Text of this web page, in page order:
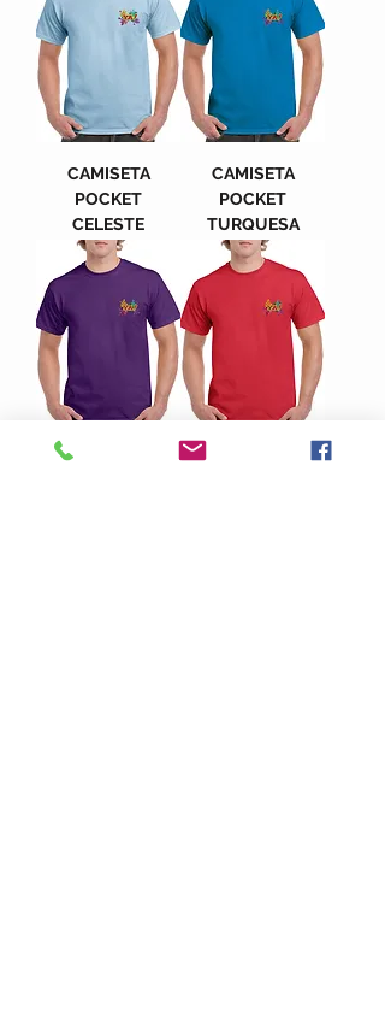
CAMISETA
POCKET
CELESTE
CAMISETA
POCKET
TURQUESA
CAMISETA